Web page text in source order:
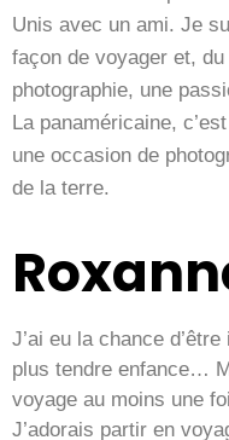
Unis avec un ami. Je
façon de voyager et,
photographie, une
La panaméricaine,
une occasion de
de la terre.
J’ai eu la chance
plus tendre enfance…
voyage au moins une
J’adorais partir en